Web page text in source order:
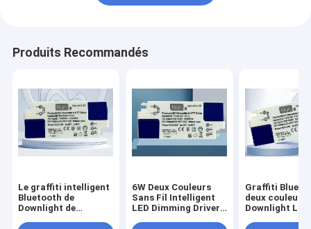
Produits Recommandés
Le graffiti intelligent
Bluetooth de
Downlight de
6W Deux Couleurs
Sans Fil Intelligent
LED Dimming Driver
Graffiti
deux couleurs
Downlight LED